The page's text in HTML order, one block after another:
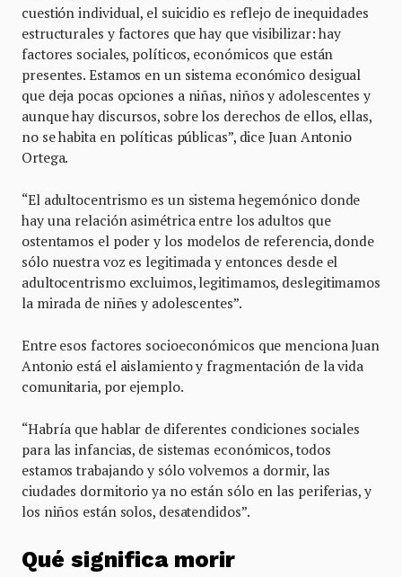
cuestión individual, el suicidio es reflejo de inequidades
estructurales y factores que hay que visibilizar: hay
factores sociales, políticos, económicos que están
presentes. Estamos en un sistema económico desigual
que deja pocas opciones a niñas, niños y adolescentes y
aunque hay discursos, sobre los derechos de ellos, ellas,
no se habita en políticas públicas”, dice Juan Antonio
Ortega.
“El adultocentrismo es un sistema hegemónico donde
hay una relación asimétrica entre los adultos que
ostentamos el poder y los modelos de referencia, donde
sólo nuestra voz es legitimada y entonces desde el
adultocentrismo excluimos, legitimamos, deslegitimamos
la mirada de niñes y adolescentes”.
Entre esos factores socioeconómicos que menciona Juan
Antonio está el aislamiento y fragmentación de la vida
comunitaria, por ejemplo.
“Habría que hablar de diferentes condiciones sociales
para las infancias, de sistemas económicos, todos
estamos trabajando y sólo volvemos a dormir, las
ciudades dormitorio ya no están sólo en las periferias, y
los niños están solos, desatendidos”.
Qué significa morir